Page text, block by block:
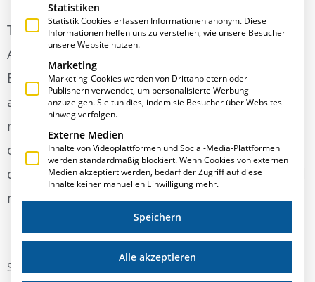
T.A.Project stellt allen Bestandskunden, deren
Altverträge die kostenlose Bereitstellung der
Betriebsdatenerfassung beinhaltet,
automatisch die E-R-Plus Windows-TimeApp
mit 125% der E·R·Plus Gesamtlizenzanzahl
ohne Berechnung zur Verfügung. Seit Anfang
des Jahres 2021 läuft die alte BDE aus und wird
nicht weiter gepflegt.
Sie können mit dem Release 2021.1 auf die neue
Statistiken
Statistik Cookies erfassen Informationen anonym. Diese
Informationen helfen uns zu verstehen, wie unsere Besucher
unsere Website nutzen.
Marketing
Marketing-Cookies werden von Drittanbietern oder
Publishern verwendet, um personalisierte Werbung
anzuzeigen. Sie tun dies, indem sie Besucher über Websites
hinweg verfolgen.
Externe Medien
Inhalte von Videoplattformen und Social-Media-Plattformen
werden standardmäßig blockiert. Wenn Cookies von externen
Medien akzeptiert werden, bedarf der Zugriff auf diese
Inhalte keiner manuellen Einwilligung mehr.
Speichern
Alle akzeptieren